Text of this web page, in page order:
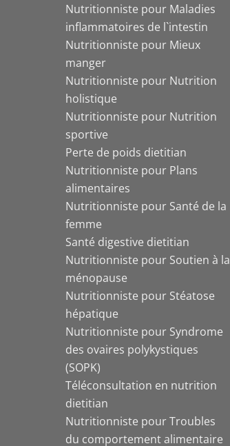
Nutritionniste pour Maladies
inflammatoires de l`intestin
Nutritionniste pour Mieux
manger
Nutritionniste pour Nutrition
holistique
Nutritionniste pour Nutrition
sportive
Perte de poids dietitian
Nutritionniste pour Plans
alimentaires
Nutritionniste pour Santé de la
femme
Santé digestive dietitian
Nutritionniste pour Soutien à la
ménopause
Nutritionniste pour Stéatose
hépatique
Nutritionniste pour Syndrome
des ovaires polykystiques
(SOPK)
Téléconsultation en nutrition
dietitian
Nutritionniste pour Troubles
du comportement alimentaire